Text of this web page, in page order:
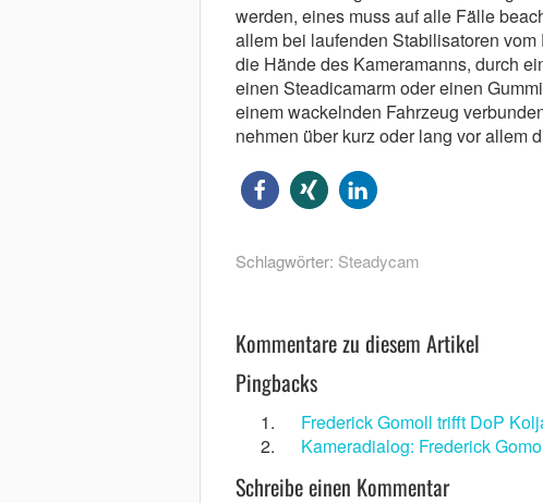
werden, ­eines muss auf alle Fä̈lle
allem bei laufenden Stabilisatoren
die Hä̈nde des Kameramanns, durch
einen Steadicamarm oder einen
einem ­wackelnden Fahrzeug
nehmen ü̈ber kurz oder lang vor allem
Schlagwörter: Steadycam
Kommentare zu diesem Artikel
Pingbacks
Frederick Gomoll trifft DoP
Kameradialog: Frederick
Schreibe einen Kommentar